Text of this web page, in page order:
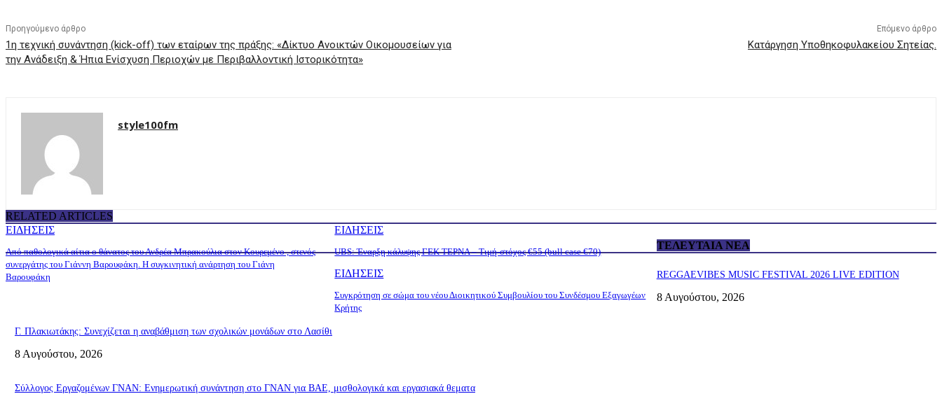
Προηγούμενο άρθρο
1η τεχνική συνάντηση (kick-off) των εταίρων της πράξης: «Δίκτυο Ανοικτών Οικομουσείων για
την Ανάδειξη & Ήπια Ενίσχυση Περιοχών με Περιβαλλοντική Ιστορικότητα»
Επόμενο άρθρο
Κατάργηση Υποθηκοφυλακείου Σητείας.
style100fm
RELATED ARTICLES
ΕΙΔΗΣΕΙΣ
Από παθολογικά αίτια ο θάνατος του Ανδρέα Μπρακούλια στον Kουρεμένο , στενός
συνεργάτης του Γιάννη Βαρουφάκη. Η συγκινητική ανάρτηση του Γιάνη
Βαρουφάκη
ΕΙΔΗΣΕΙΣ
UBS: Έναρξη κάλυψης ΓΕΚ ΤΕΡΝΑ – Tιμή-στόχος €55 (bull case €70)
ΕΙΔΗΣΕΙΣ
Συγκρότηση σε σώμα του νέου Διοικητικού Συμβουλίου του Συνδέσμου Εξαγωγέων
Κρήτης
ΤΕΛΕΥΤΑΊΑ ΝΈΑ
REGGAEVIBES MUSIC FESTIVAL 2026 LIVE EDITION
8 Αυγούστου, 2026
Γ. Πλακιωτάκης: Συνεχίζεται η αναβάθμιση των σχολικών μονάδων στο Λασίθι
8 Αυγούστου, 2026
Σύλλογος Εργαζομένων ΓΝΑΝ: Ενημερωτική συνάντηση στο ΓΝΑΝ για ΒΑΕ, μισθολογικά και εργασιακά θεματα